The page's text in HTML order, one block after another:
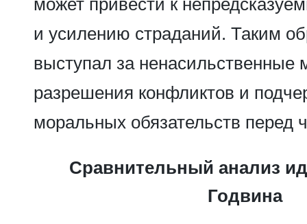
может привести к
и усилению страданий. Таким
выступал за ненасильственные
разрешения конфликтов и
моральных обязательств перед
Сравнительный анализ
Годвина